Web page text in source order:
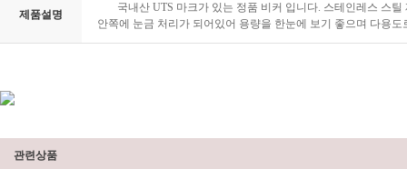
제품설명
국내산 UTS 마크가 있는 정품 비커 입니다. 스테인레스 스
안쪽에 눈금 처리가 되어있어 용량을 한눈에 보기 좋으며 다용
관련상품